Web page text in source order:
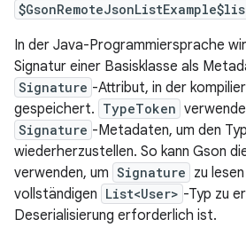
In der Java-Programmiersprache
Signatur einer Basisklasse als
Signature -Attribut, in der
gespeichert. TypeToken
Signature -Metadaten, um den
wiederherzustellen. So kann Gson
verwenden, um Signature zu
vollständigen List<User> -Typ zu
Deserialisierung erforderlich ist.